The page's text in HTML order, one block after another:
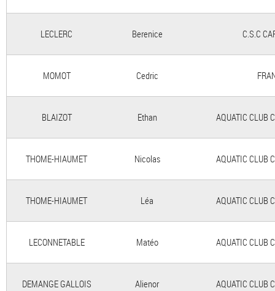
LECLERC Berenice C.S.C
MOMOT Cedric
BLAIZOT Ethan AQUATIC CLUB
THOME-HIAUMET Nicolas AQUATIC CLUB
THOME-HIAUMET Léa AQUATIC CLUB
LECONNETABLE Matéo AQUATIC CLUB
DEMANGE GALLOIS Alienor AQUATIC CLUB